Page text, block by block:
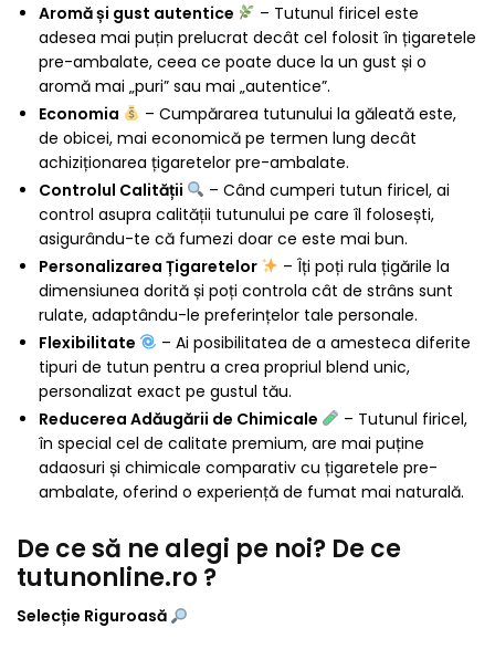
Aromă și gust autentice
– Tutunul firicel este
adesea mai puțin prelucrat decât cel folosit în țigaretele
pre-ambalate, ceea ce poate duce la un gust și o
aromă mai „puri” sau mai „autentice”.
Economia
– Cumpărarea tutunului la găleată este,
de obicei, mai economică pe termen lung decât
achiziționarea țigaretelor pre-ambalate.
Controlul Calității
– Când cumperi tutun firicel, ai
control asupra calității tutunului pe care îl folosești,
asigurându-te că fumezi doar ce este mai bun.
Personalizarea Țigaretelor
– Îți poți rula țigările la
dimensiunea dorită și poți controla cât de strâns sunt
rulate, adaptându-le preferințelor tale personale.
Flexibilitate
– Ai posibilitatea de a amesteca diferite
tipuri de tutun pentru a crea propriul blend unic,
personalizat exact pe gustul tău.
Reducerea Adăugării de Chimicale
– Tutunul firicel,
în special cel de calitate premium, are mai puține
adaosuri și chimicale comparativ cu țigaretele pre-
ambalate, oferind o experiență de fumat mai naturală.
De ce să ne alegi pe noi? De ce
tutunonline.ro ?
Selecție Riguroasă